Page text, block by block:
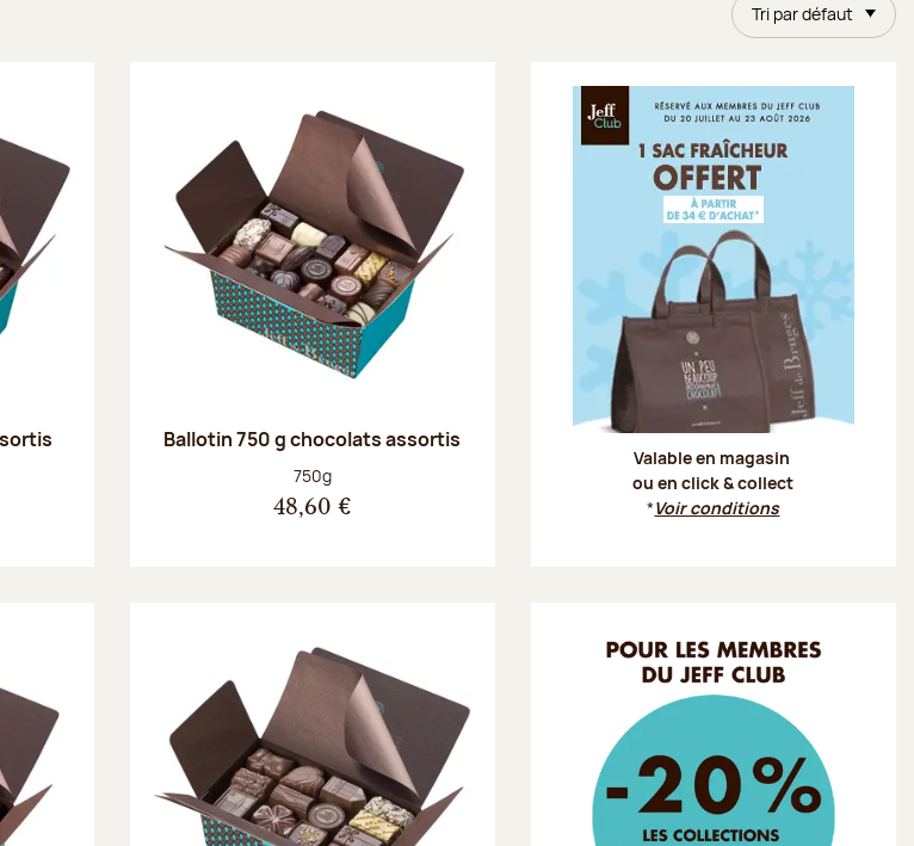
Tri par défaut
Ballotin 750 g chocolats assortis
Poids net :
750g
48,60 €
Valable en magasin
ou en click & collect
*Voir conditions